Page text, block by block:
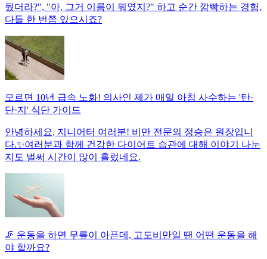
뒀더라?", "아, 그거 이름이 뭐였지?" 하고 순간 깜빡하는 경험,
다들 한 번쯤 있으시죠?
모르면 10년 급속 노화! 의사인 제가 매일 아침 사수하는 '탄·
단·지' 식단 가이드
안녕하세요, 지니어터 여러분! 비만 전문의 정승은 원장입니
다.✨여러분과 함께 건강한 다이어트 습관에 대해 이야기 나눈
지도 벌써 시간이 많이 흘렀네요.
🦵 운동을 하면 무릎이 아픈데, 고도비만일 땐 어떤 운동을 해
야 할까요?